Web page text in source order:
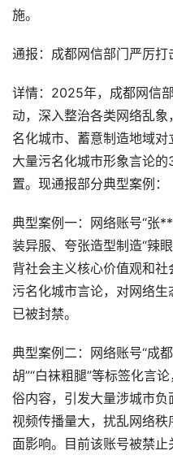
施。
通报：成都网信部门严厉打
详情：2025年，成都网信
动，深入整治各类网络乱
名化城市、蓄意制造地域
大量污名化城市形象言论
置。现通报部分典型案例：
典型案例一：网络账号“张
装异服、夸张造型制造“辣
背社会主义核心价值观和
污名化城市言论，对网络
已被封禁。
典型案例二：网络账号“成
胡”“白袜粗腿”等标签化言
俗内容，引发大量涉城市
视频传播量大，扰乱网络
面影响。目前该账号被禁止